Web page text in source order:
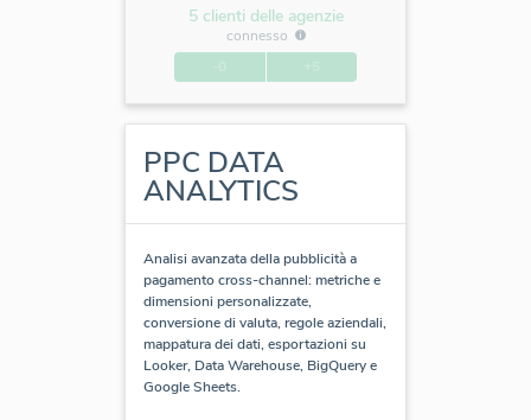
5 clienti delle agenzie
connesso
PPC DATA
ANALYTICS
Analisi avanzata della pubblicità a
pagamento cross-channel: metriche e
dimensioni personalizzate,
conversione di valuta, regole aziendali,
mappatura dei dati, esportazioni su
Looker, Data Warehouse, BigQuery e
Google Sheets.